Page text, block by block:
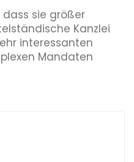
dass sie größer
Kanzlei
interessanten
Mandaten